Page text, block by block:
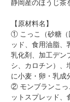
静岡産のほうじ茶
【原材料名】
① こっこ（砂糖（
ッド、食用油脂、
乳化剤、加工デン
シ、カロチン）、
に小麦・卵・乳成
② モンブランこっ
ットスプレッド、